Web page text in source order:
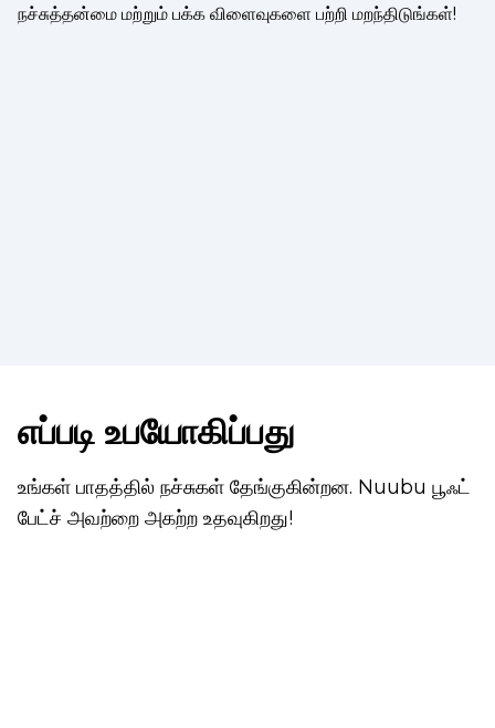
நச்சுத்தன்மை மற்றும் பக்க விளைவுகளை பற்றி மறந்திடுங்கள்!
எப்படி உபயோகிப்பது
உங்கள் பாதத்தில் நச்சுகள் தேங்குகின்றன. Nuubu பூஃட்
பேட்ச் அவற்றை அகற்ற உதவுகிறது!